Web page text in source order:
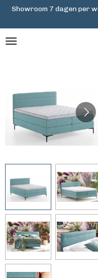
Ga
naar
de
Showroom 7 dagen per